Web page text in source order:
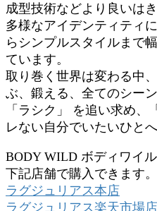
成型技術などより良いは
多様なアイデンティティ
らシンプルスタイルまで
ています。
取り巻く世界は変わる中
ぶ、鍛える、全てのシー
「ラシク」 を追い求め
レない自分でいたいひとへ
BODY WILD ボディワイ
下記店舗で購入できます。
ラグジュリアス本店
ラグジュリアス楽天市場店